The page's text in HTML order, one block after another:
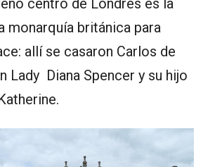
centro de Londres es la
monarquía británica para
allí se casaron Carlos de
Lady Diana Spencer y su hijo